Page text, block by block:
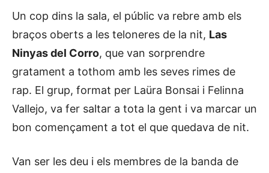
Un cop dins la sala, el públic va rebre amb els
braços oberts a les teloneres de la nit, Las
Ninyas del Corro, que van sorprendre
gratament a tothom amb les seves rimes de
rap. El grup, format per Laüra Bonsai i Felinna
Vallejo, va fer saltar a tota la gent i va marcar un
bon començament a tot el que quedava de nit.
Van ser les deu i els membres de la banda de